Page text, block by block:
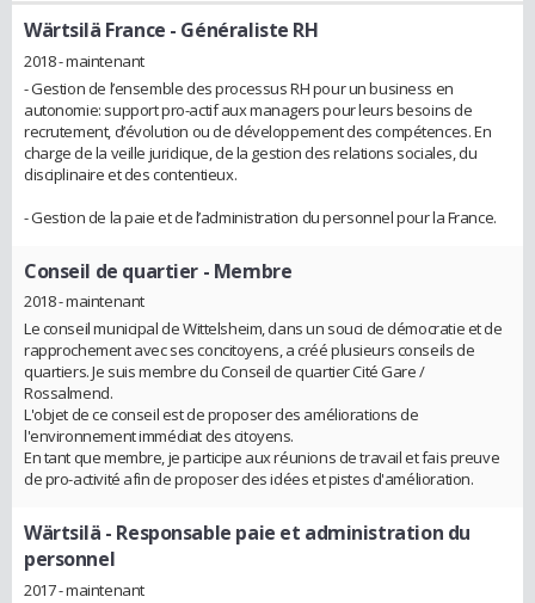
Wärtsilä France - Généraliste RH
2018 - maintenant
- Gestion de l’ensemble des processus RH pour un business en
autonomie: support pro-actif aux managers pour leurs besoins de
recrutement, d’évolution ou de développement des compétences. En
charge de la veille juridique, de la gestion des relations sociales, du
disciplinaire et des contentieux.
- Gestion de la paie et de l’administration du personnel pour la France.
Conseil de quartier - Membre
2018 - maintenant
Le conseil municipal de Wittelsheim, dans un souci de démocratie et de
rapprochement avec ses concitoyens, a créé plusieurs conseils de
quartiers. Je suis membre du Conseil de quartier Cité Gare /
Rossalmend.
L'objet de ce conseil est de proposer des améliorations de
l'environnement immédiat des citoyens.
En tant que membre, je participe aux réunions de travail et fais preuve
de pro-activité afin de proposer des idées et pistes d'amélioration.
Wärtsilä - Responsable paie et administration du
personnel
2017 - maintenant